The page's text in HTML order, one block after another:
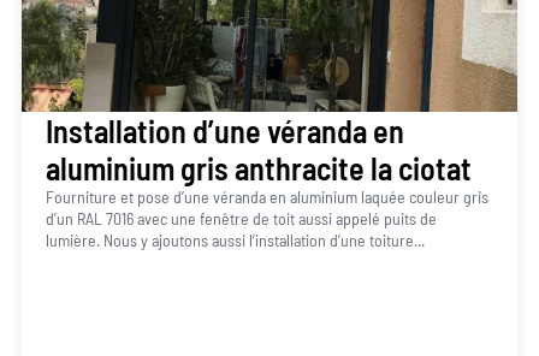
Installation d’une véranda en
aluminium gris anthracite la ciotat
Fourniture et pose d’une véranda en aluminium laquée couleur gris
d’un RAL 7016 avec une fenêtre de toit aussi appelé puits de
lumière. Nous y ajoutons aussi l’installation d’une toiture...